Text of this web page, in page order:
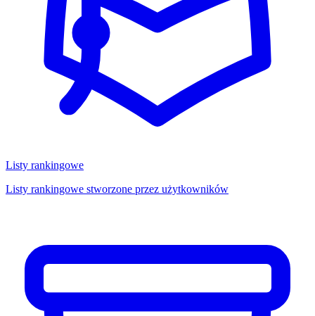
Listy rankingowe
Listy rankingowe stworzone przez użytkowników